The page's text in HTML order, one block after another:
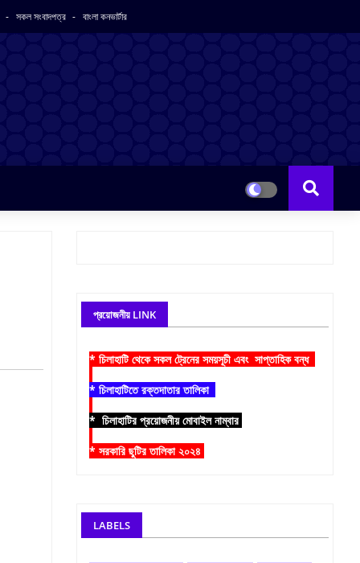
সকল সংবাদপত্র বাংলা কনভার্টার
প্রয়োজনীয় LINK
* চিলাহাটি থেকে সকল ট্রেনের সময়সূচী এবং সাপ্তাহিক বন্ধ
* চিলাহাটিতে রক্তদাতার তালিকা
* চিলাহাটির প্রয়োজনীয় মোবাইল নাম্বার
* সরকারি ছুটির তালিকা ২০২৪
LABELS